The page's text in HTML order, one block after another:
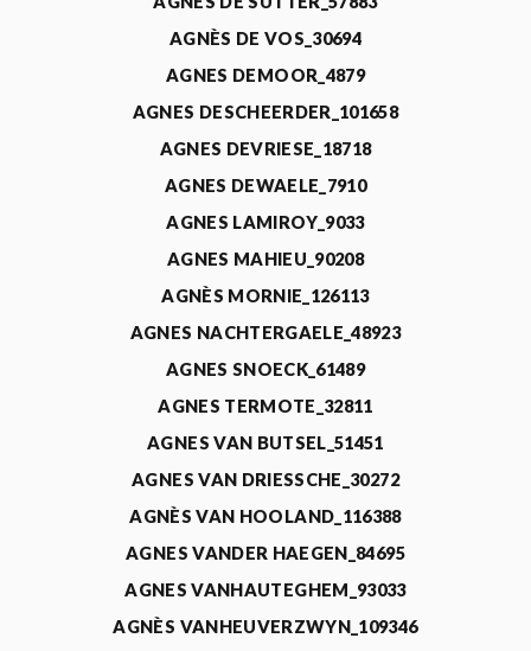
AGNÈS DE VOS_30694
AGNES DEMOOR_4879
AGNES DESCHEERDER_101658
AGNES DEVRIESE_18718
AGNES DEWAELE_7910
AGNES LAMIROY_9033
AGNES MAHIEU_90208
AGNÈS MORNIE_126113
AGNES NACHTERGAELE_48923
AGNES SNOECK_61489
AGNES TERMOTE_32811
AGNES VAN BUTSEL_51451
AGNES VAN DRIESSCHE_30272
AGNÈS VAN HOOLAND_116388
AGNES VANDER HAEGEN_84695
AGNES VANHAUTEGHEM_93033
AGNÈS VANHEUVERZWYN_109346